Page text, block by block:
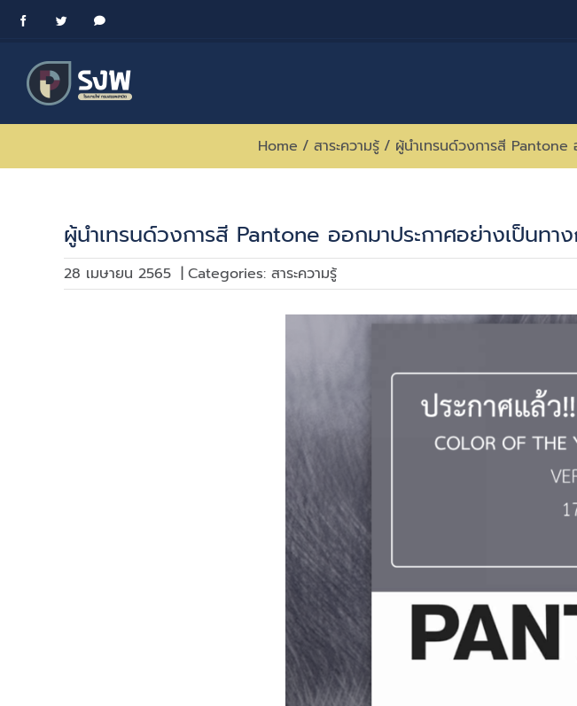
Skip
FacebookTwitter Messenger
Home / สาระความรู้ / ผู้นำเทรนด์วงการสี Pantone
ผู้นำเทรนด์วงการสี Pantone ออกมาประกาศอย่างเป็นท
28 เมษายน 2565 | Categories: สาระความรู้